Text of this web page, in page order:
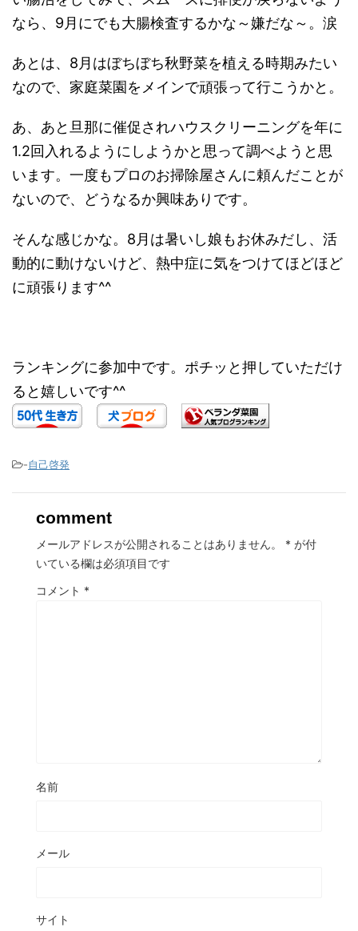
なら、9月にでも大腸検査するかな～嫌だな～。涙
あとは、8月はぼちぼち秋野菜を植える時期みたい
なので、家庭菜園をメインで頑張って行こうかと。
あ、あと旦那に催促されハウスクリーニングを年に
1.2回入れるようにしようかと思って調べようと思
います。一度もプロのお掃除屋さんに頼んだことが
ないので、どうなるか興味ありです。
そんな感じかな。8月は暑いし娘もお休みだし、活
動的に動けないけど、熱中症に気をつけてほどほど
に頑張ります^^
ランキングに参加中です。ポチッと押していただけ
ると嬉しいです^^
-自己啓発
comment
メールアドレスが公開されることはありません。 * が付
いている欄は必須項目です
コメント *
名前
メール
サイト